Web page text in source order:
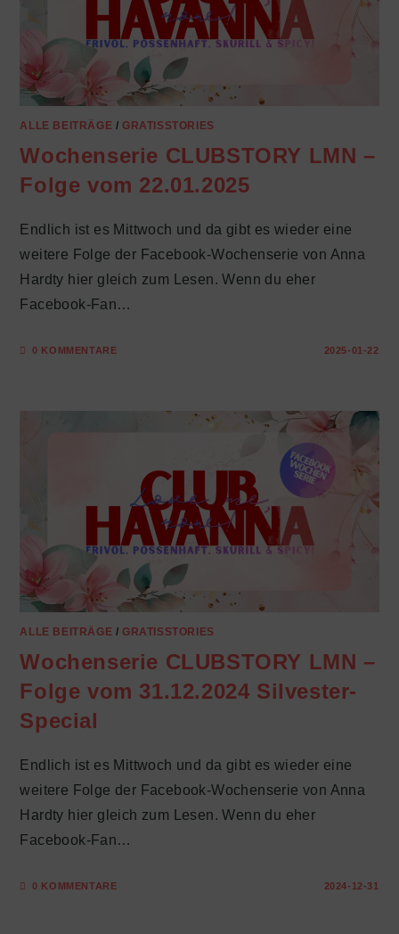
ALLE BEITRÄGE /GRATISSTORIES
Wochenserie CLUBSTORY LMN –
Folge vom 22.01.2025
Endlich ist es Mittwoch und da gibt es wieder eine
weitere Folge der Facebook-Wochenserie von Anna
Hardty hier gleich zum Lesen. Wenn du eher
Facebook-Fan…
0 KOMMENTARE 2025-01-22
ALLE BEITRÄGE /GRATISSTORIES
Wochenserie CLUBSTORY LMN –
Folge vom 31.12.2024 Silvester-
Special
Endlich ist es Mittwoch und da gibt es wieder eine
weitere Folge der Facebook-Wochenserie von Anna
Hardty hier gleich zum Lesen. Wenn du eher
Facebook-Fan…
0 KOMMENTARE 2024-12-31